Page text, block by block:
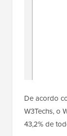
De acordo
W3Techs, o
43,2% de